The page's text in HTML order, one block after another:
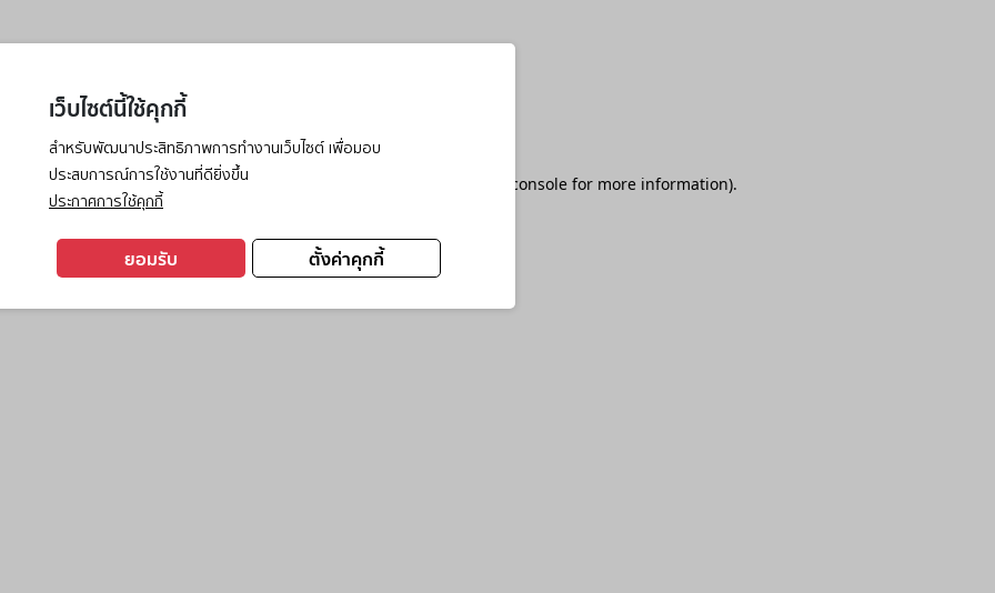
เว็บไซต์นี้ใช้คุกกี้
สำหรับพัฒนาประสิทธิภาพการทำงานเว็บไซต์ เพื่อมอบ
ประสบการณ์การใช้งานที่ดียิ่งขึ้น
ประกาศการใช้คุกกี้
ตั้งค่าคุกกี้
ยอมรับ
has occurred while loading browser console for more information).